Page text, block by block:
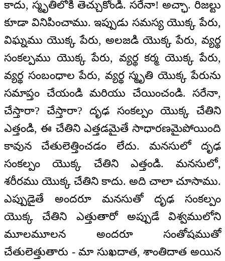
కాదు, స్మృతిలోకి తెచ్చుకోండి. సరేనా! అచ్ఛా. రిజల్టు
కూడా వినిపించాము. ఇప్పుడు సమస్య యొక్క పేరు,
విఘ్నము యొక్క పేరు, అలజడి యొక్క పేరు, వ్యర్థ
సంకల్పము యొక్క పేరు, వ్యర్థ కర్మ యొక్క పేరు,
వ్యర్థ సంబంధాల పేరు, వ్యర్థ స్మృతి యొక్క పేరును
సమాప్తం చేయండి మరియు చేయించండి. సరేనా,
చేస్తారా? చేస్తారా? దృఢ సంకల్పం యొక్క చేతిని
ఎత్తండి, ఈ చేతిని ఎత్తడమైతే సాధారణమైపోయింది
కావున చేతులెత్తించడం లేదు. మనసులో దృఢ
సంకల్పం యొక్క చేతిని ఎత్తండి. మనసులో,
శరీరము యొక్క చేతిని కాదు. అది చాలా చూసాము.
ఎప్పుడైతే అందరూ మనసుతో దృఢ సంకల్పం
యొక్క చేతిని ఎత్తుతారో అప్పుడే విశ్వములోని
మూలమూలన అందరూ సంతోషముతో
చేతులెత్తుతారు - మా సుఖదాత, శాంతిదాత అయిన